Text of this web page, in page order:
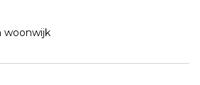
woonwijk